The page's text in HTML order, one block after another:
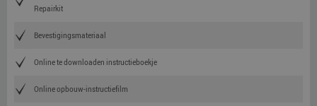
Repairkit
Bevestigingsmateriaal
Online te downloaden instructieboekje
Online opbouw-instructiefilm